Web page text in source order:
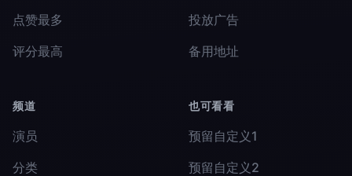
点赞最多
评分最高
频道
演员
分类
投放广告
备用地址
也可看看
预留自定义1
预留自定义2